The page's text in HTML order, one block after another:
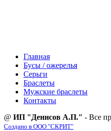
Главная
Бусы / ожерелья
Серьги
Браслеты
Мужские браслеты
Контакты
@ ИП "Денисов А.П." - Все
Создано в ООО "СКРИТ"